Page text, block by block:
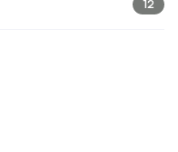
12